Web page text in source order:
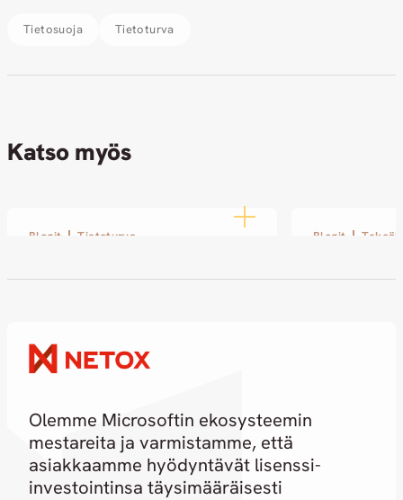
Tietosuoja Tietoturva
Katso myös
Blogit Tietoturva Blogit
Olemme Microsoftin ekosysteemin
mestareita ja varmistamme, että
asiakkaamme hyödyntävät lisenssi-
investointinsa täysimääräisesti